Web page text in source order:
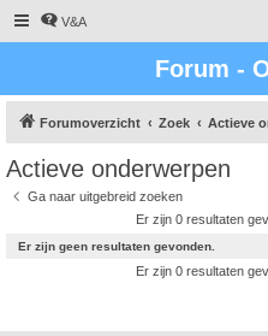
V&A
Forum -
Forumoverzicht Zoek Actieve
Actieve onderwerpen
Ga naar uitgebreid zoeken
Er zijn 0 resultaten
Er zijn geen resultaten gevonden.
Er zijn 0 resultaten